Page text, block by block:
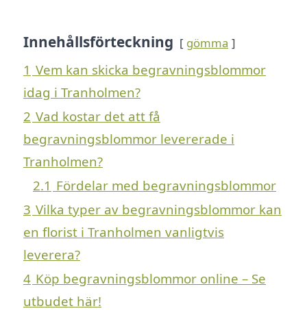
Innehållsförteckning gömma
1 Vem kan skicka begravningsblommor
idag i Tranholmen?
2 Vad kostar det att få
begravningsblommor levererade i
Tranholmen?
2.1 Fördelar med begravningsblommor
3 Vilka typer av begravningsblommor kan
en florist i Tranholmen vanligtvis
leverera?
4 Köp begravningsblommor online – Se
utbudet här!